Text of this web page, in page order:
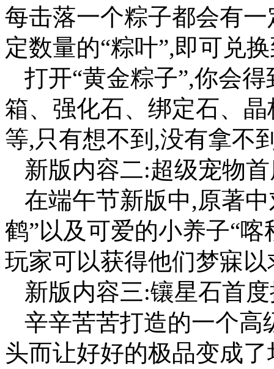
每击落一个粽子都会有
定数量的“粽叶”,即可兑
打开“黄金粽子”,你会
箱、强化石、绑定石、
等,只有想不到,没有拿不
新版内容二:超级宠物
在端午节新版中,原著
鹤”以及可爱的小养子“
玩家可以获得他们梦寐
新版内容三:镶星石首
辛辛苦苦打造的一个高
头而让好好的极品变成